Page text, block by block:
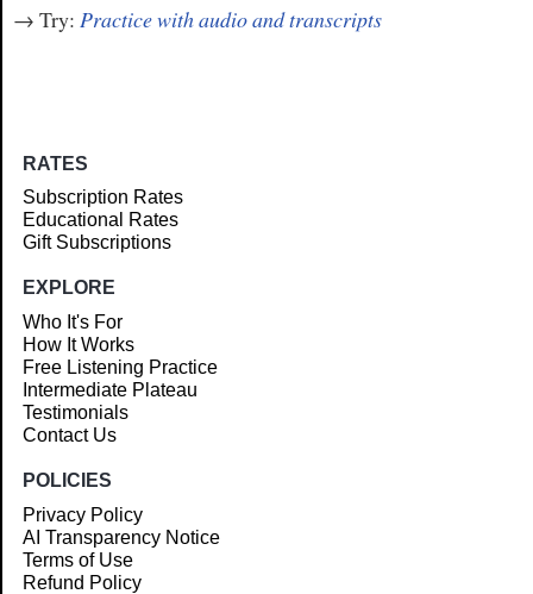
→ Try: Practice with audio and transcripts
RATES
Subscription Rates
Educational Rates
Gift Subscriptions
EXPLORE
Who It's For
How It Works
Free Listening Practice
Intermediate Plateau
Testimonials
Contact Us
POLICIES
Privacy Policy
AI Transparency Notice
Terms of Use
Refund Policy